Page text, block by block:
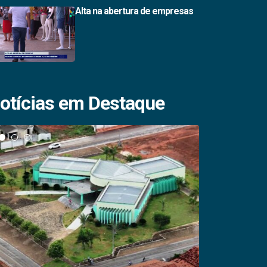
Alta na abertura de empresas
em Destaque